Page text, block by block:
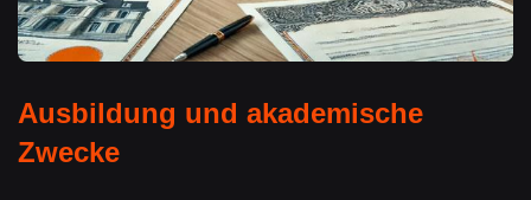
Ausbildung und akademische
Zwecke